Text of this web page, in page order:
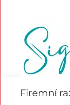
Firemní